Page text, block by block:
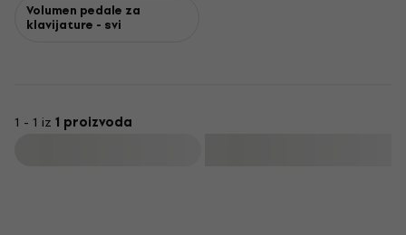
Volumen pedale za
klavijature - svi
1 - 1 iz 1 proizvoda